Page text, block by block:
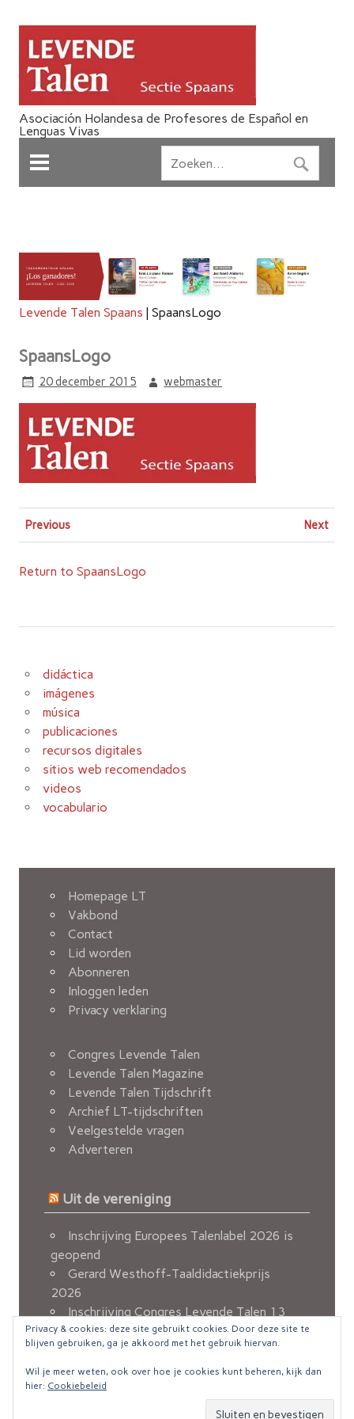
Asociación Holandesa de Profesores de Español en
Lenguas Vivas
Levende Talen Spaans | SpaansLogo
SpaansLogo
20 december 2015 webmaster
Previous Next
Return to SpaansLogo
didáctica
imágenes
música
publicaciones
recursos digitales
sitios web recomendados
videos
vocabulario
Homepage LT
Vakbond
Contact
Lid worden
Abonneren
Inloggen leden
Privacy verklaring
Congres Levende Talen
Levende Talen Magazine
Levende Talen Tijdschrift
Archief LT-tijdschriften
Veelgestelde vragen
Adverteren
Uit de vereniging
Inschrijving Europees Talenlabel 2026 is
geopend
Gerard Westhoff-Taaldidactiekprijs
2026
Inschrijving Congres Levende Talen 13
november 2026 geopend
Berichten van de FvOv
Nieuw e-mailadres voor ledenadministratie
Privacy & cookies: deze site gebruikt cookies. Door deze site te
blijven gebruiken, ga je akkoord met het gebruik hiervan.
Wil je meer weten, ook over hoe je cookies kunt beheren, kijk dan
hier: Cookiebeleid